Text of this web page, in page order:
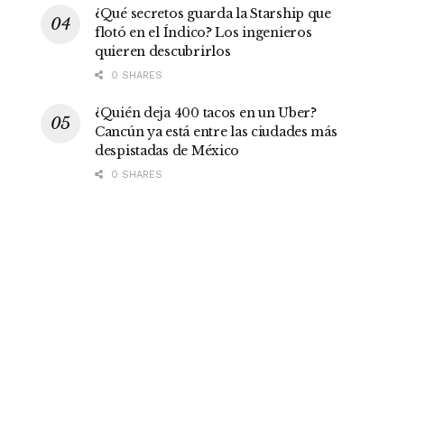
¿Qué secretos guarda la Starship que
flotó en el Índico? Los ingenieros
quieren descubrirlos
0 SHARES
¿Quién deja 400 tacos en un Uber?
Cancún ya está entre las ciudades más
despistadas de México
0 SHARES